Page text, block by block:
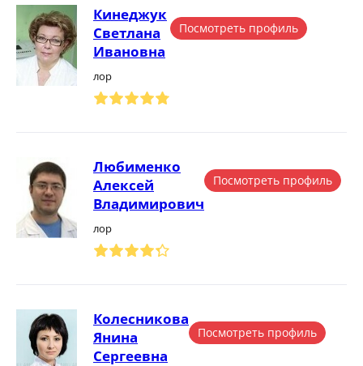
Кинеджук
Светлана
Ивановна
лор
Посмотреть профиль
Любименко
Алексей
Владимирович
лор
Посмотреть профиль
Колесникова
Янина
Сергеевна
Посмотреть профиль